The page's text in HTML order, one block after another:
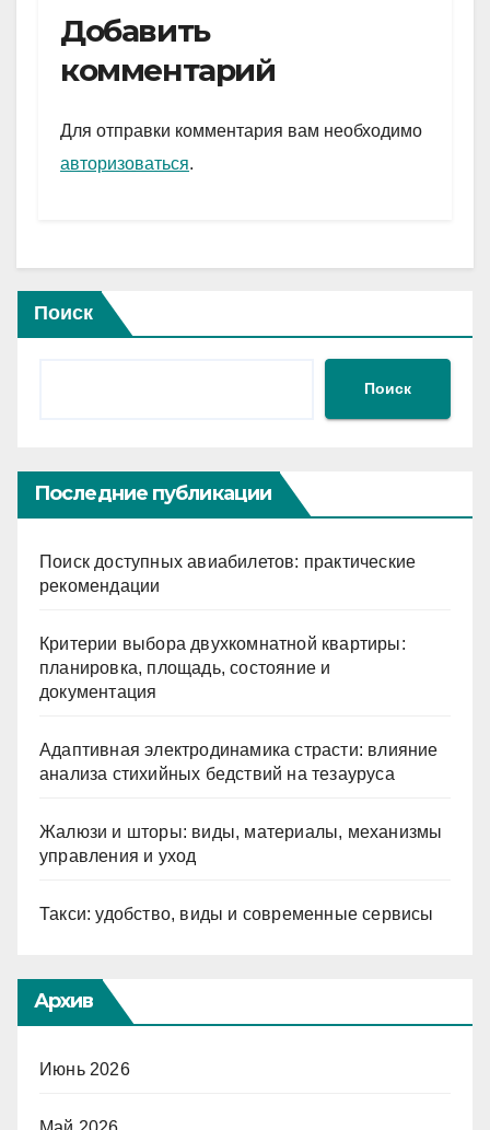
e
gr
a
m
er
s
A
p
и
Добавить
комментарий
Для отправки комментария вам необходимо
авторизоваться.
Поиск
Поиск
Последние публикации
Поиск доступных авиабилетов: практические
рекомендации
Критерии выбора двухкомнатной квартиры:
планировка, площадь, состояние и
документация
Адаптивная электродинамика страсти: влияние
анализа стихийных бедствий на тезауруса
Жалюзи и шторы: виды, материалы, механизмы
управления и уход
Такси: удобство, виды и современные сервисы
Архив
Июнь 2026